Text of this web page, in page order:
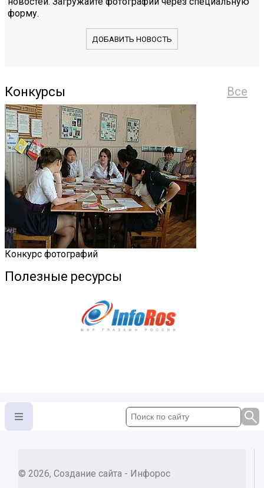
форму.
ДОБАВИТЬ НОВОСТЬ
Все
Конкурсы
Конкурс фотографий
Полезные ресурсы
© 2026, Создание сайта - Инфорос